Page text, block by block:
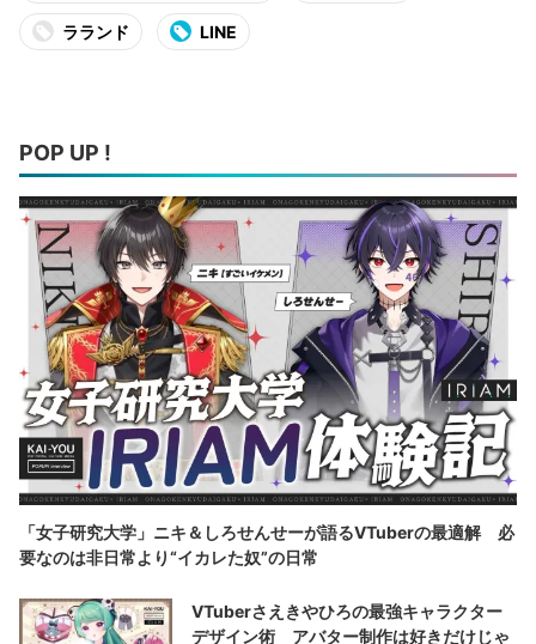
ラランド LINE
POP UP !
「女子研究大学」ニキ＆しろせんせーが語るVTuberの最適解 必
要なのは非日常より“イカレた奴”の日常
VTuberさえきやひろの最強キャラクター
デザイン術 アバター制作は好きだけじゃ